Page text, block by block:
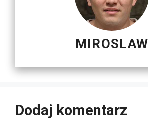
MIROSLAW
Dodaj komentarz